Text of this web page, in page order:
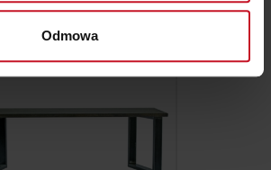
odnośnie tego, jak Twoje osobiste
oraz ustaw własne preferencje w
swoją zgodę w dowolnej chwili.
cookie do spersonalizowania treści
naszej witrynie. Informacje o tym, jak
Odmowa